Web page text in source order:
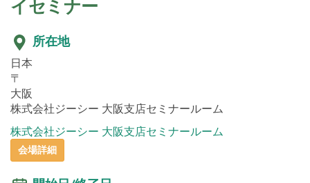
イセミナー
所在地
日本
〒
大阪
株式会社ジーシー 大阪支店セミナールーム
株式会社ジーシー 大阪支店セミナールーム
会場詳細